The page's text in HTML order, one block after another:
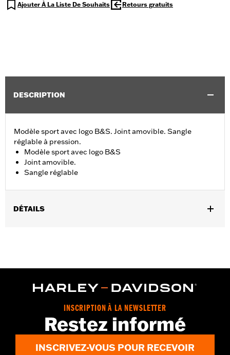
Ajouter À La Liste De Souhaits Retours gratuits
DESCRIPTION
Modèle sport avec logo B&S. Joint amovible. Sangle
réglable à pression.
Modèle sport avec logo B&S
Joint amovible.
Sangle réglable
DÉTAILS
Origine:Importé
Dimension Description:Verres : 74 / Pont : 17 / Branches : 125
INSCRIPTION À LA NEWSLETTER
Restez informé
INSCRIVEZ-VOUS POUR RECEVOIR